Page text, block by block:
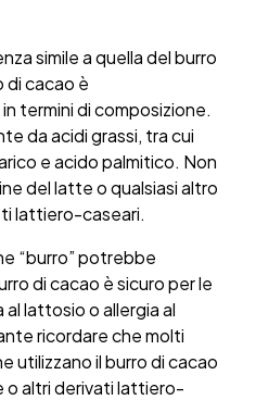
simile a quella del burro
di cacao è
termini di composizione.
da acidi grassi, tra cui
e acido palmitico. Non
del latte o qualsiasi altro
lattiero-caseari.
“burro” potrebbe
di cacao è sicuro per le
lattosio o allergia al
ricordare che molti
utilizzano il burro di cacao
altri derivati lattiero-